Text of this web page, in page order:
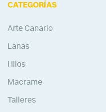
CATEGORÍAS
Arte Canario
Lanas
Hilos
Macrame
Talleres